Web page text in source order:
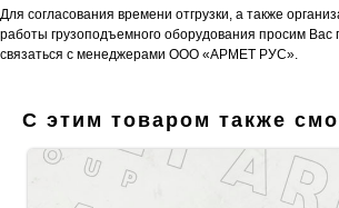
Для согласования времени отгрузки, а также
работы грузоподъемного оборудования просим Вас
связаться с менеджерами ООО «АРМЕТ РУС».
С этим товаром также
Укажите номер телефона и ваше имя.
Мы свяжемся с вами сегодня в рабочее
Если у вас есть документация, которая
задачу — прикрепите её в поле ниже.